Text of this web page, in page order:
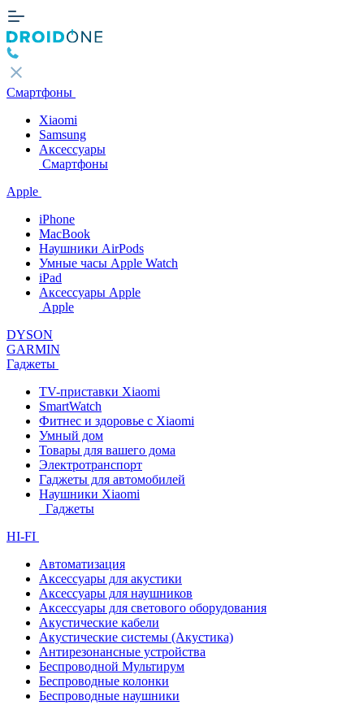
Смартфоны
Xiaomi
Samsung
Аксессуары
Смартфоны
Apple
iPhone
MacBook
Наушники AirPods
Умные часы Apple Watch
iPad
Аксессуары Apple
Apple
DYSON
GARMIN
Гаджеты
TV-приставки Xiaomi
SmartWatch
Фитнес и здоровье с Xiaomi
Умный дом
Товары для вашего дома
Электротранспорт
Гаджеты для автомобилей
Наушники Xiaomi
Гаджеты
HI-FI
Автоматизация
Аксессуары для акустики
Аксессуары для наушников
Аксессуары для светового оборудования
Акустические кабели
Акустические системы (Акустика)
Антирезонансные устройства
Беспроводной Мультирум
Беспроводные колонки
Беспроводные наушники